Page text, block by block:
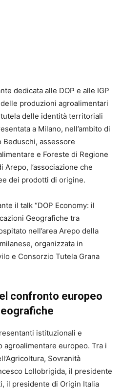
dedicata alle DOP e alle IGP
produzioni agroalimentari
delle identità territoriali
a Milano, nell’ambito di
Beduschi, assessore
e Foreste di Regione
l’associazione che
dei prodotti di origine.
il talk “DOP Economy: il
Geografiche tra
nell’area Arepo della
organizzata in
e Consorzio Tutela Grana
confronto europeo
istituzionali e
europeo. Tra i
Sovranità
Lollobrigida, il presidente
il presidente di Origin Italia